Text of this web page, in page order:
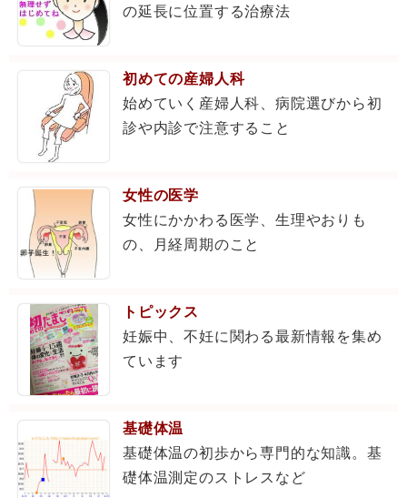
の延長に位置する治療法
初めての産婦人科
始めていく産婦人科、病院選びから初
診や内診で注意すること
女性の医学
女性にかかわる医学、生理やおりも
の、月経周期のこと
トピックス
妊娠中、不妊に関わる最新情報を集め
ています
基礎体温
基礎体温の初歩から専門的な知識。基
礎体温測定のストレスなど